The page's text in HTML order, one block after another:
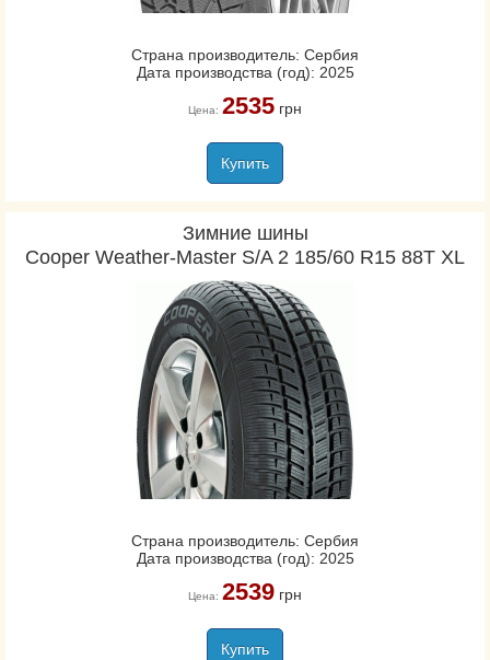
Страна производитель: Сербия
Дата производства (год): 2025
Цена: 2535грн
Купить
Зимние шины
Cooper Weather-Master S/A 2 185/60 R15 88T XL
Страна производитель: Сербия
Дата производства (год): 2025
Цена: 2539грн
Купить